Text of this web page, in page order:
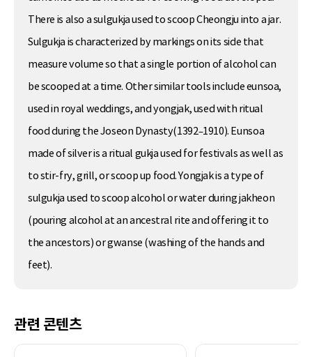
There is also a sulgukja used to scoop Cheongju into a jar.
Sulgukja is characterized by markings on its side that
measure volume so that a single portion of alcohol can
be scooped at a time. Other similar tools include eunsoa,
used in royal weddings, and yongjak, used with ritual
food during the Joseon Dynasty(1392–1910). Eunsoa
made of silver is a ritual gukja used for festivals as well as
to stir-fry, grill, or scoop up food. Yongjak is a type of
sulgukja used to scoop alcohol or water during jakheon
(pouring alcohol at an ancestral rite and offering it to
the ancestors) or gwanse (washing of the hands and
feet).
관련 콘텐츠